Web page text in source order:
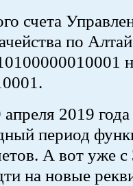
счета
по
2019
период
А вот уже с
на новые